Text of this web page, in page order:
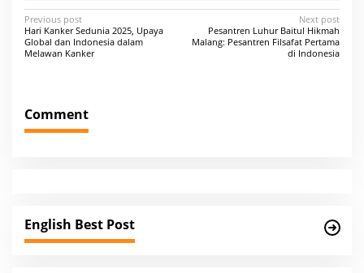
P
o
n
a
a
t
Previous post
Hari Kanker Sedunia 2025, Upaya
Global dan Indonesia dalam
Melawan Kanker
Next post
Pesantren Luhur Baitul Hikmah
Malang: Pesantren Filsafat Pertama
di Indonesia
Comment
English Best Post